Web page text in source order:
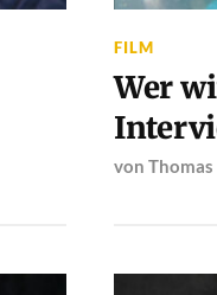
FILM
Wer
von Thomas